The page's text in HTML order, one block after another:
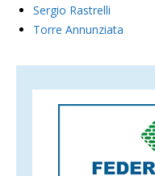
Sergio Rastrelli
Torre Annunziata